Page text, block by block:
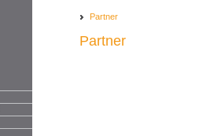
Partner
Partner